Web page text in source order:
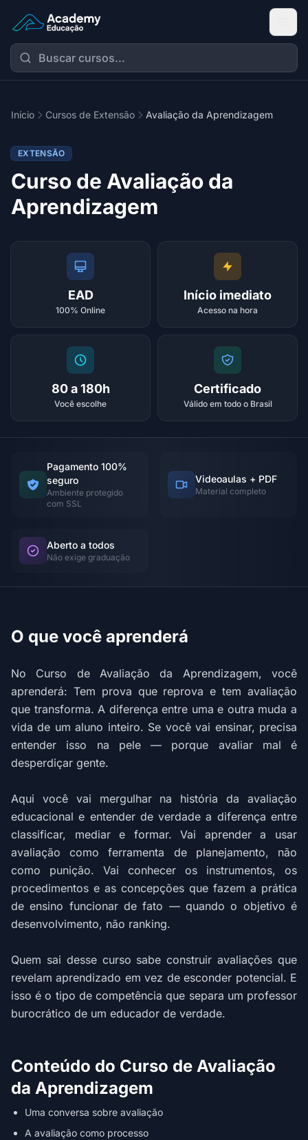
Academy Extensão
Início Cursos de Extensão Avaliação da Aprendizagem
EXTENSÃO
Curso de Avaliação da
Aprendizagem
EAD
100% Online
Início imediato
Acesso na hora
80 a 180h
Você escolhe
Certificado
Válido em todo o Brasil
Pagamento 100%
seguro
Ambiente protegido
com SSL
Videoaulas + PDF
Material completo
Aberto a todos
Não exige graduação
O que você aprenderá
No Curso de Avaliação da Aprendizagem, você
aprenderá: Tem prova que reprova e tem avaliação
que transforma. A diferença entre uma e outra muda a
vida de um aluno inteiro. Se você vai ensinar, precisa
entender isso na pele — porque avaliar mal é
desperdiçar gente.
Aqui você vai mergulhar na história da avaliação
educacional e entender de verdade a diferença entre
classificar, mediar e formar. Vai aprender a usar
avaliação como ferramenta de planejamento, não
como punição. Vai conhecer os instrumentos, os
procedimentos e as concepções que fazem a prática
de ensino funcionar de fato — quando o objetivo é
desenvolvimento, não ranking.
Quem sai desse curso sabe construir avaliações que
revelam aprendizado em vez de esconder potencial. E
isso é o tipo de competência que separa um professor
burocrático de um educador de verdade.
Conteúdo do Curso de Avaliação
da Aprendizagem
Uma conversa sobre avaliação
A avaliação como processo